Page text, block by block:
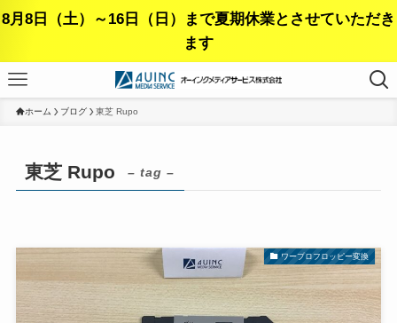
8月8日（土）～16日（日）まで夏期休業とさせていただき
ます
ホーム ブログ 東芝 Rupo
東芝 Rupo – tag –
ワープロフロッピー変換